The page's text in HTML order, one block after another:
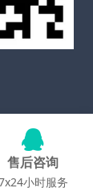
售后咨询
小时服务